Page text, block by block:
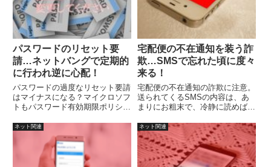
パスワードのリセット要
請…ネットバングで定期的
に行われ逆に心配！
パスワードの過度なリセット要請
はマイナスになる？マイクロソフ
トもパスワード有効期限ポリシー
パスワードの変更を強制すると、
予測が可能な文字列で少しだけ変
更するとか、他人でも見えるとこ
ろに書き留めるというような状況
になり逆効果。
宅配便の不在通知を装う詐
欺…SMSで忘れた頃に度々
来る！
宅配便の不在通知の詐欺に注意。
送られてくるSMSの内容は、あ
まりにお粗末で、冷静に読めば、
と思います。
ネット関連 ネット関連